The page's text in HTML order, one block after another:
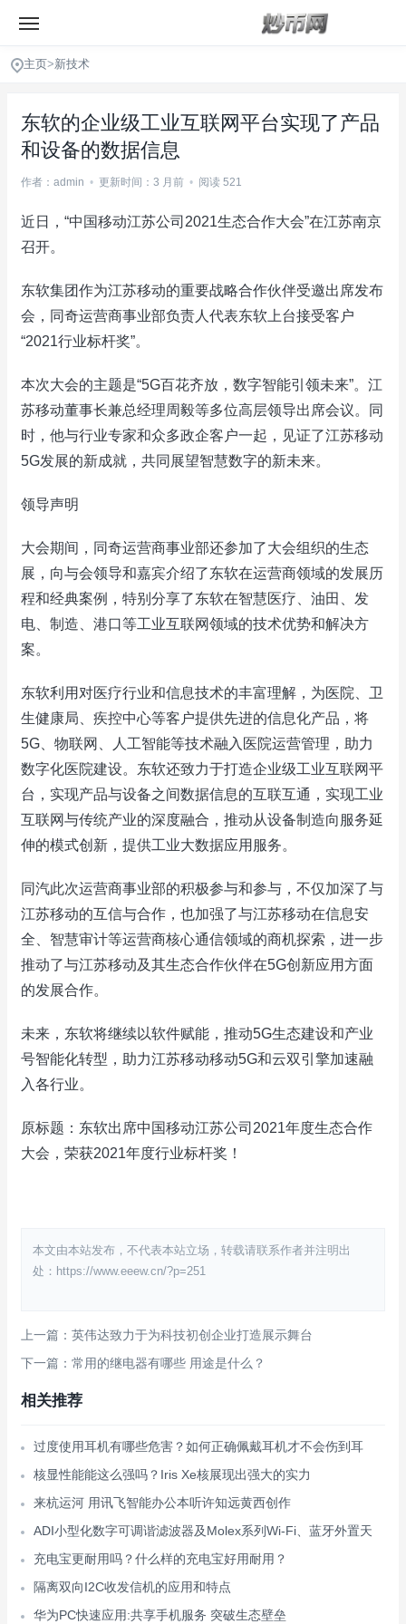
主页>新技术
东软的企业级工业互联网平台实现了产品
和设备的数据信息
作者：admin • 更新时间：3 月前 • 阅读 521
近日，“中国移动江苏公司2021生态合作大会”在江苏南京
召开。
东软集团作为江苏移动的重要战略合作伙伴受邀出席发布
会，同奇运营商事业部负责人代表东软上台接受客户
“2021行业标杆奖”。
本次大会的主题是“5G百花齐放，数字智能引领未来”。江
苏移动董事长兼总经理周毅等多位高层领导出席会议。同
时，他与行业专家和众多政企客户一起，见证了江苏移动
5G发展的新成就，共同展望智慧数字的新未来。
领导声明
大会期间，同奇运营商事业部还参加了大会组织的生态
展，向与会领导和嘉宾介绍了东软在运营商领域的发展历
程和经典案例，特别分享了东软在智慧医疗、油田、发
电、制造、港口等工业互联网领域的技术优势和解决方
案。
东软利用对医疗行业和信息技术的丰富理解，为医院、卫
生健康局、疾控中心等客户提供先进的信息化产品，将
5G、物联网、人工智能等技术融入医院运营管理，助力
数字化医院建设。东软还致力于打造企业级工业互联网平
台，实现产品与设备之间数据信息的互联互通，实现工业
互联网与传统产业的深度融合，推动从设备制造向服务延
伸的模式创新，提供工业大数据应用服务。
同汽此次运营商事业部的积极参与和参与，不仅加深了与
江苏移动的互信与合作，也加强了与江苏移动在信息安
全、智慧审计等运营商核心通信领域的商机探索，进一步
推动了与江苏移动及其生态合作伙伴在5G创新应用方面
的发展合作。
未来，东软将继续以软件赋能，推动5G生态建设和产业
号智能化转型，助力江苏移动移动5G和云双引擎加速融
入各行业。
原标题：东软出席中国移动江苏公司2021年度生态合作
大会，荣获2021年度行业标杆奖！
本文由本站发布，不代表本站立场，转载请联系作者并注明出
处：https://www.eeew.cn/?p=251
上一篇：英伟达致力于为科技初创企业打造展示舞台
下一篇：常用的继电器有哪些 用途是什么？
相关推荐
过度使用耳机有哪些危害？如何正确佩戴耳机才不会伤到耳
核显性能能这么强吗？Iris Xe核展现出强大的实力
来杭运河 用讯飞智能办公本听许知远黄西创作
ADI小型化数字可调谐滤波器及Molex系列Wi-Fi、蓝牙外置天
充电宝更耐用吗？什么样的充电宝好用耐用？
隔离双向I2C收发信机的应用和特点
华为PC快速应用:共享手机服务 突破生态壁垒